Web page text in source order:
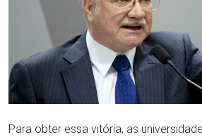
Para obter essa vitória, as